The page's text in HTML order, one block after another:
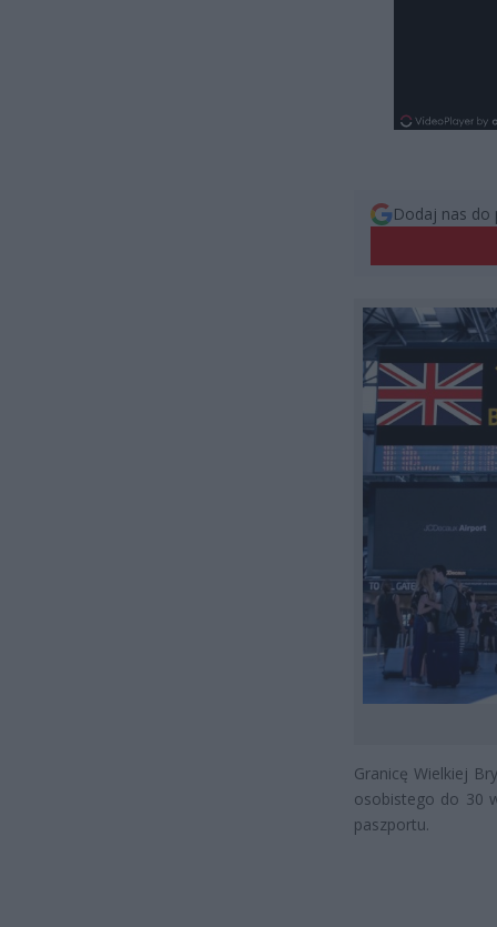
Dodaj nas do
Granicę Wielkiej
osobistego do 30
paszportu.